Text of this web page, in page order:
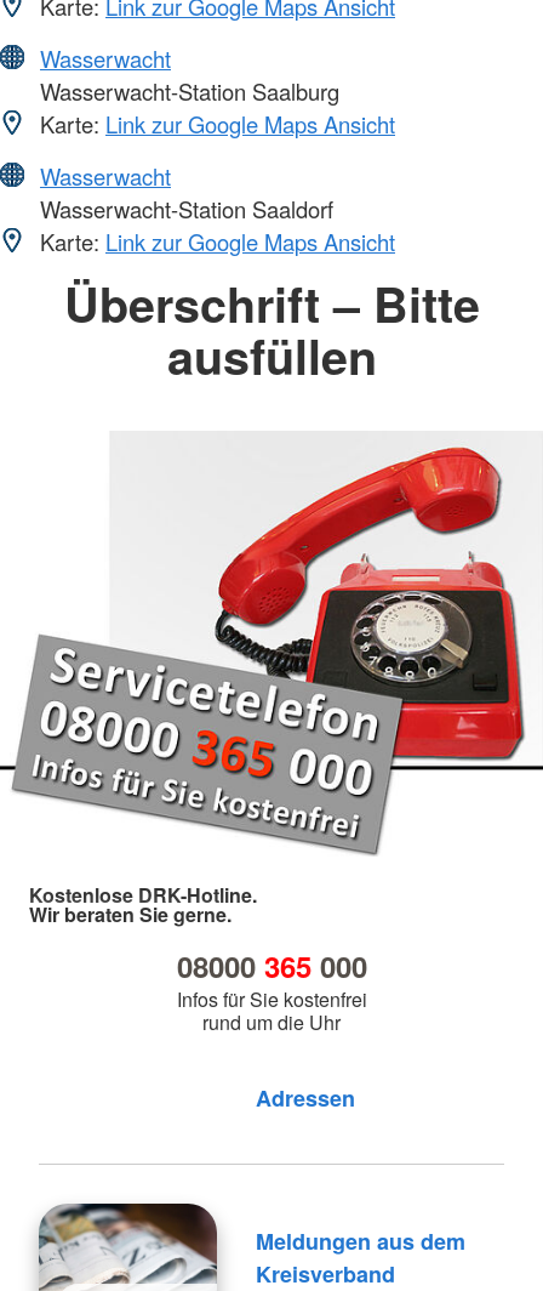
Karte: Link zur Google Maps Ansicht
Wasserwacht
Wasserwacht-Station Saalburg
Karte: Link zur Google Maps Ansicht
Wasserwacht
Wasserwacht-Station Saaldorf
Karte: Link zur Google Maps Ansicht
Überschrift – Bitte
ausfüllen
Kostenlose DRK-Hotline.
Wir beraten Sie gerne.
08000 365000
Infos für Sie kostenfrei
rund um die Uhr
Adressen
Meldungen aus dem
Kreisverband